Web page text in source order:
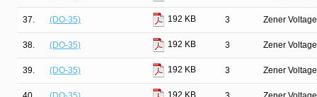
37. (DO-35) 192 KB 3 Zener
38. (DO-35) 192 KB 3 Zener
39. (DO-35) 192 KB 3 Zener
192 KB